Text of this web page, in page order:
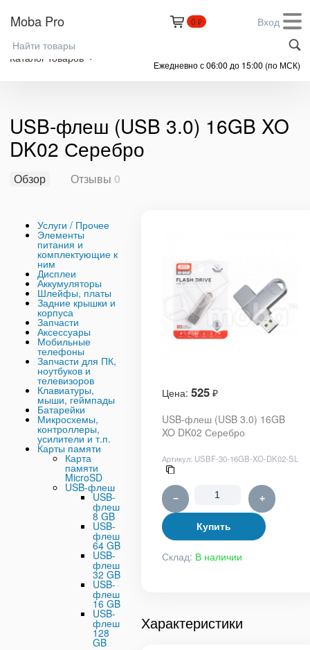
Moba Pro 0 ₽ Вход
Каталог товаров
+7 (999) 305-61-91
Ежедневно с 06:00 до 15:00 (по МСК)
USB-флеш (USB 3.0) 16GB XO
DK02 Серебро
Обзор Отзывы 0
Услуги / Прочее
Элементы
питания и
комплектующие к
ним
Дисплеи
Аккумуляторы
Шлейфы, платы
Задние крышки и
корпуса
Запчасти
Аксессуары
Мобильные
телефоны
Запчасти для ПК,
ноутбуков и
телевизоров
Клавиатуры,
мыши, геймпады
Батарейки
Микросхемы,
контроллеры,
усилители и т.п.
Карты памяти
Карта
памяти
MicroSD
USB-флеш
USB-
флеш
8 GB
USB-
флеш
64 GB
USB-
флеш
32 GB
USB-
флеш
16 GB
USB-
флеш
128
GB
Цена: 525 ₽
USB-флеш (USB 3.0) 16GB
XO DK02 Серебро
Артикул: USBF-30-16GB-XO-DK02-SL
− +
Купить
Склад: В наличии
Характеристики